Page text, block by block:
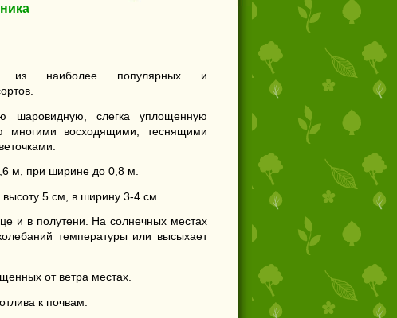
наиболее популярных и
шаровидную, слегка уплощенную
многими восходящими, теснящими
м, при ширине до 0,8 м.
5 см, в ширину 3-4 см.
и в полутени. На солнечных местах
температуры или высыхает
от ветра местах.
к почвам.